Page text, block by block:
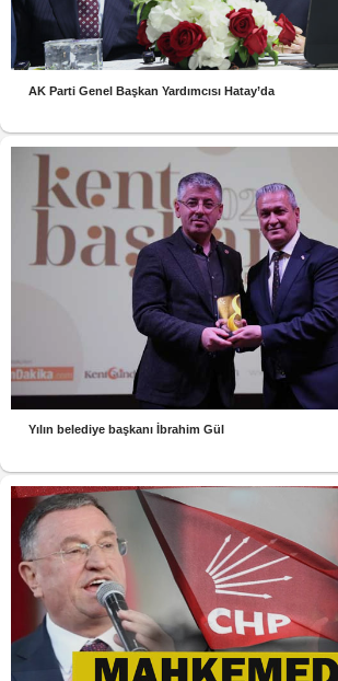
AK Parti Genel Başkan Yardımcısı Hatay’da
Yılın belediye başkanı İbrahim Gül